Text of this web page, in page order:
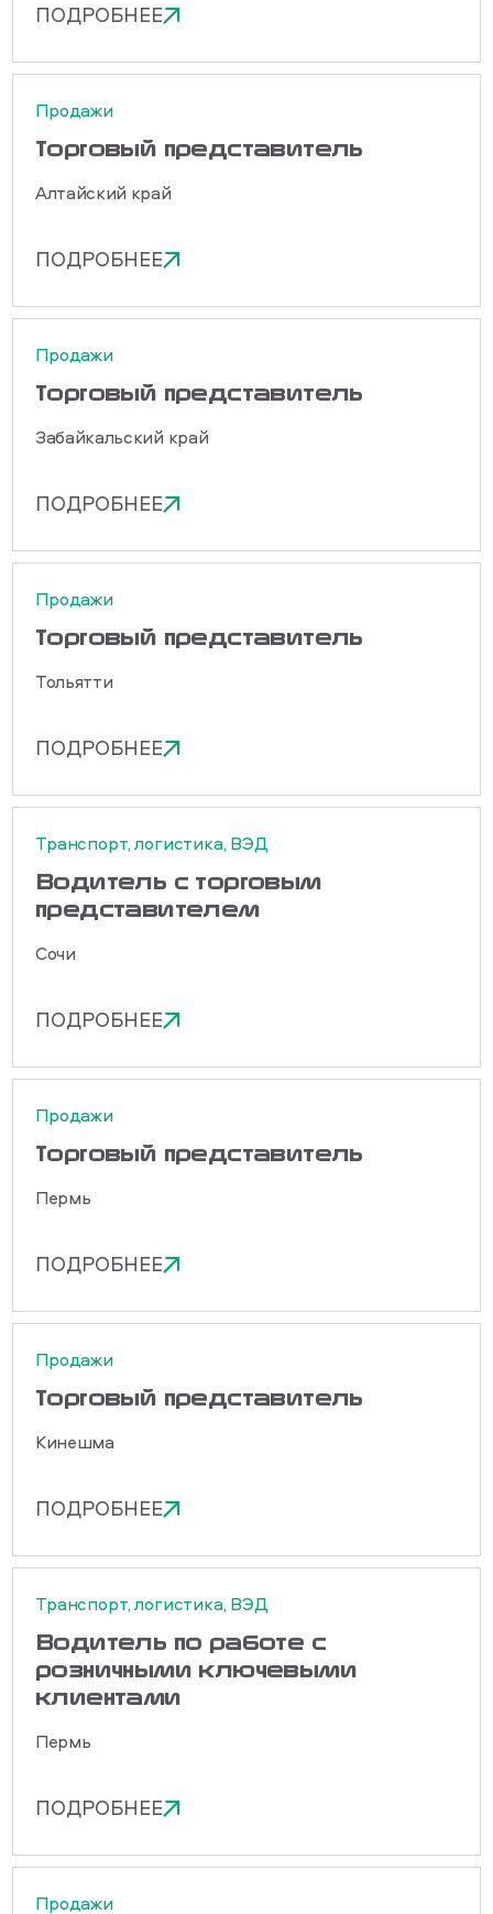
ПОДРОБНЕЕ
Продажи
Торговый представитель
Алтайский край
ПОДРОБНЕЕ
Продажи
Торговый представитель
Забайкальский край
ПОДРОБНЕЕ
Продажи
Торговый представитель
Тольятти
ПОДРОБНЕЕ
Транспорт, логистика, ВЭД
Водитель с торговым
представителем
Сочи
ПОДРОБНЕЕ
Продажи
Торговый представитель
Пермь
ПОДРОБНЕЕ
Продажи
Торговый представитель
Кинешма
ПОДРОБНЕЕ
Транспорт, логистика, ВЭД
Водитель по работе с
розничными ключевыми
клиентами
Пермь
ПОДРОБНЕЕ
Продажи